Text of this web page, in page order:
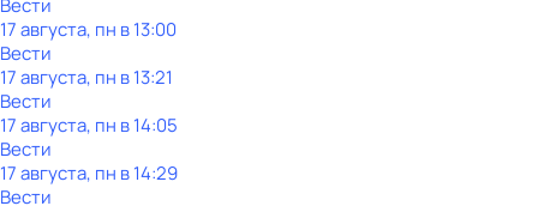
Вести
17 августа, пн в 13:00
Вести
17 августа, пн в 13:21
Вести
17 августа, пн в 14:05
Вести
17 августа, пн в 14:29
Вести